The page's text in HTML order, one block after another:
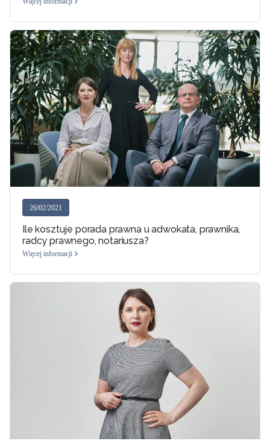
26/02/2021
Ile kosztuje porada prawna u adwokata, prawnika,
radcy prawnego, notariusza?
Więcej informacji